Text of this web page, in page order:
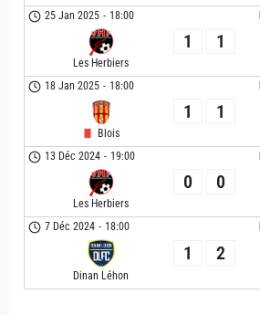
25 Jan 2025 - 18:00
Les Herbiers
1 1
18 Jan 2025 - 18:00
Blois
1 1
13 Déc 2024 - 19:00
Les Herbiers
0 0
7 Déc 2024 - 18:00
Dinan Léhon
1 2